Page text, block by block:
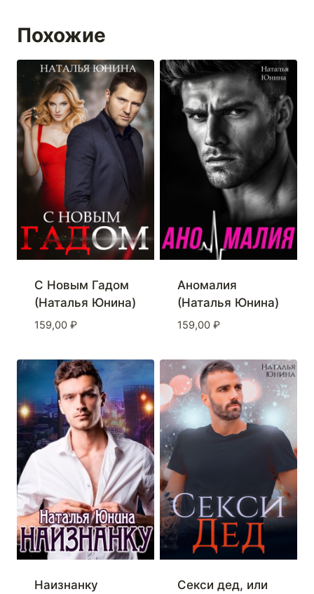
Похожие
С Новым Гадом
(Наталья Юнина)
159,00 ₽
Аномалия
(Наталья Юнина)
159,00 ₽
Наизнанку Секси дед, или